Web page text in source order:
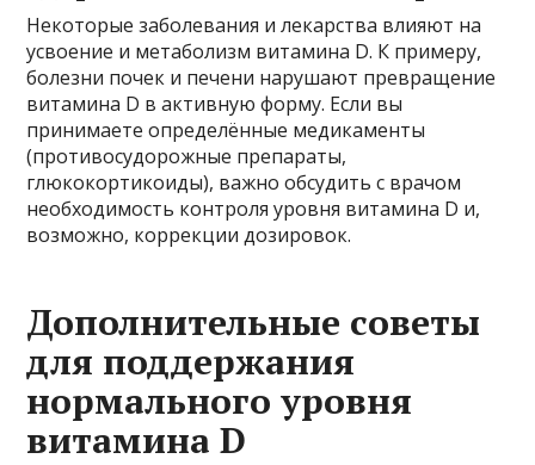
Некоторые заболевания и лекарства влияют на
усвоение и метаболизм витамина D. К примеру,
болезни почек и печени нарушают превращение
витамина D в активную форму. Если вы
принимаете определённые медикаменты
(противосудорожные препараты,
глюкокортикоиды), важно обсудить с врачом
необходимость контроля уровня витамина D и,
возможно, коррекции дозировок.
Дополнительные советы
для поддержания
нормального уровня
витамина D